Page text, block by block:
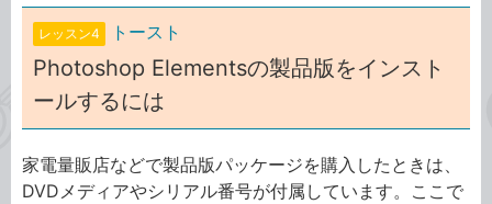
レッスン4 トースト
Photoshop Elementsの製品版をインスト
ールするには
家電量販店などで製品版パッケージを購入したときは、
DVDメディアやシリアル番号が付属しています。ここで